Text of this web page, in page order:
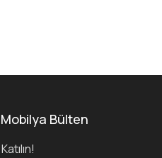
Bülten